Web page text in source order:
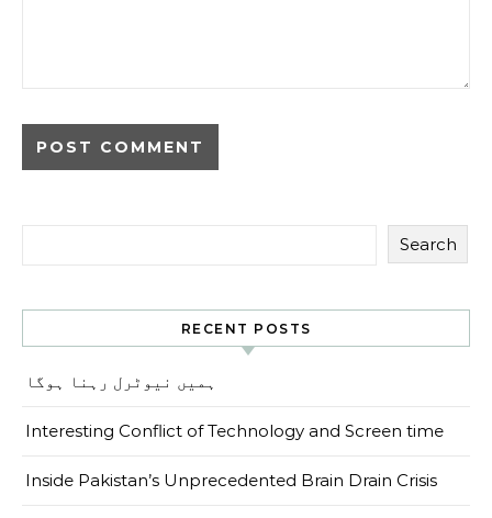
Search
RECENT POSTS
ہمیں نیوٹرل رہنا ہوگا
Interesting Conflict of Technology and Screen time
Inside Pakistan’s Unprecedented Brain Drain Crisis